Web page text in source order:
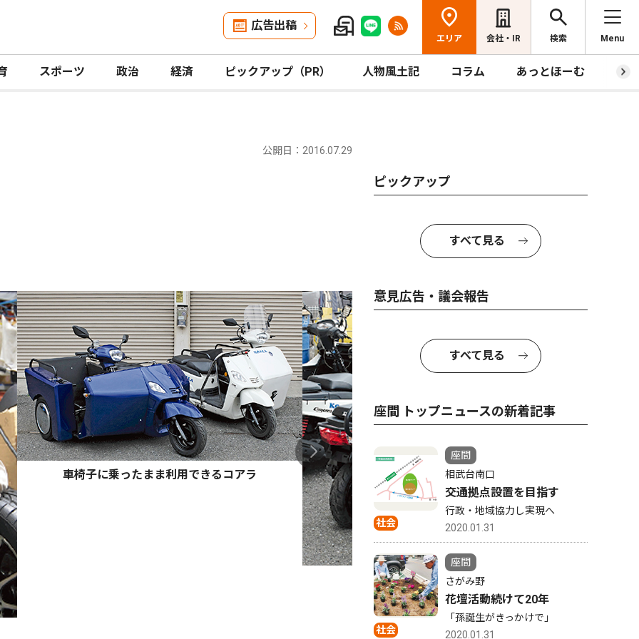
広告出稿
エリア 会社・IR 検索 Menu
スポーツ 政治 経済 ピックアップ（PR） 人物風土記 コラム あっとほーむ プ
公開日：2016.07.29
車椅子に乗ったまま利用できるコアラ
後部から乗り入れる
ピックアップ
すべて見る
意見広告・議会報告
すべて見る
座間 トップニュースの新着記事
社会
座間
相武台南口
交通拠点設置を目指す
行政・地域協力し実現へ
2020.01.31
社会
座間
さがみ野
花壇活動続けて20年
「孫誕生がきっかけで」
2020.01.31